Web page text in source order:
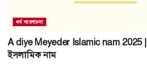
ধর্ম আলোচনা
A diye Meyeder Islamic nam 2025 |
ইসলামিক নাম